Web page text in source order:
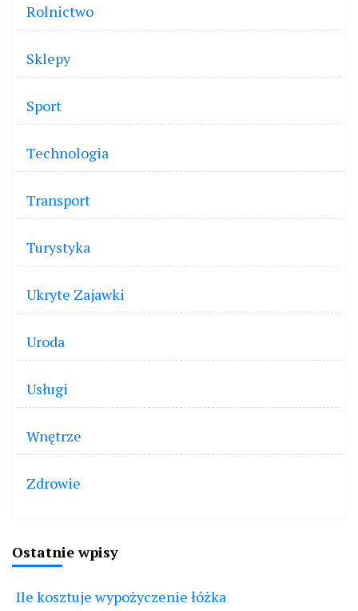
Rolnictwo
Sklepy
Sport
Technologia
Transport
Turystyka
Ukryte Zajawki
Uroda
Usługi
Wnętrze
Zdrowie
Ostatnie wpisy
Ile kosztuje wypożyczenie łóżka